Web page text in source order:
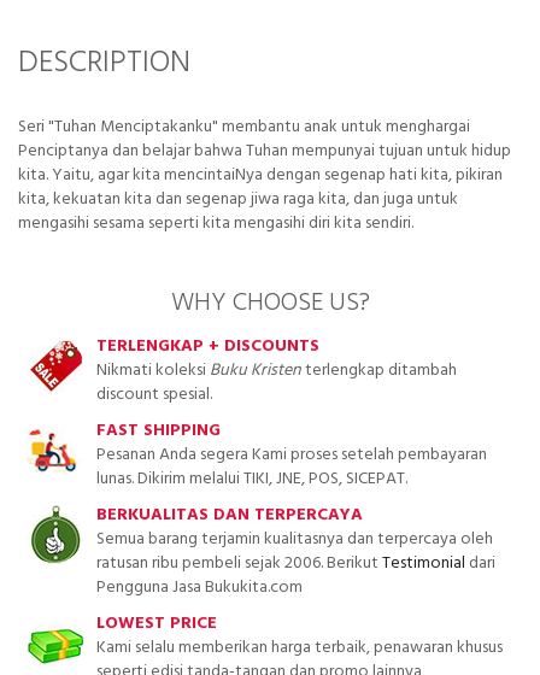
DESCRIPTION
Seri "Tuhan Menciptakanku" membantu anak untuk menghargai
Penciptanya dan belajar bahwa Tuhan mempunyai tujuan untuk hidup
kita. Yaitu, agar kita mencintaiNya dengan segenap hati kita, pikiran
kita, kekuatan kita dan segenap jiwa raga kita, dan juga untuk
mengasihi sesama seperti kita mengasihi diri kita sendiri.
WHY CHOOSE US?
TERLENGKAP + DISCOUNTS
Nikmati koleksiBuku Kristenterlengkap ditambah
discount spesial.
FAST SHIPPING
Pesanan Anda segera Kami proses setelah pembayaran
lunas. Dikirim melalui TIKI, JNE, POS, SICEPAT.
BERKUALITAS DAN TERPERCAYA
Semua barang terjamin kualitasnya dan terpercaya oleh
ratusan ribu pembeli sejak 2006. BerikutTestimonial dari
Pengguna Jasa Bukukita.com
LOWEST PRICE
Kami selalu memberikan harga terbaik, penawaran khusus